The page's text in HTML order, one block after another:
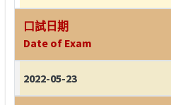
口試日期
Date of Exam
2022-05-23